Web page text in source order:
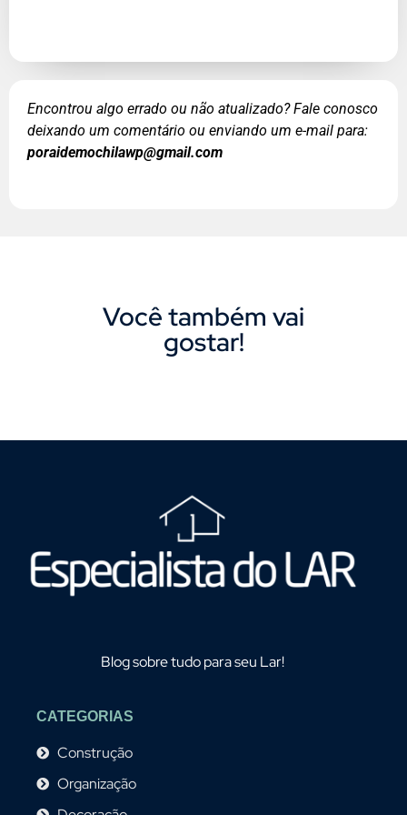
Encontrou algo errado ou não atualizado? Fale conosco
deixando um comentário ou enviando um e-mail para:
poraidemochilawp@gmail.com
Você também vai
gostar!
Blog sobre tudo para seu Lar!
CATEGORIAS
Construção
Organização